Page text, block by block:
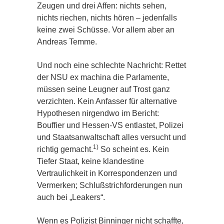
Zeugen und drei Affen: nichts sehen,
nichts riechen, nichts hören – jedenfalls
keine zwei Schüsse. Vor allem aber an
Andreas Temme.
Und noch eine schlechte Nachricht: Rettet
der NSU ex machina die Parlamente,
müssen seine Leugner auf Trost ganz
verzichten. Kein Anfasser für alternative
Hypothesen nirgendwo im Bericht:
Bouffier und Hessen-VS entlastet, Polizei
und Staatsanwaltschaft alles versucht und
richtig gemacht.1) So scheint es. Kein
Tiefer Staat, keine klandestine
Vertraulichkeit in Korrespondenzen und
Vermerken; Schlußstrichforderungen nun
auch bei „Leakers“.
Wenn es Polizist Binninger nicht schaffte,